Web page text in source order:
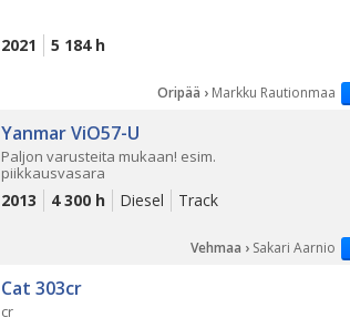
2021 5 184 h
Oripää › Markku Rautionmaa
Yanmar ViO57-U
Paljon varusteita mukaan! esim.
piikkausvasara
2013 4 300 h Diesel Track
Vehmaa › Sakari Aarnio
Cat 303cr
cr